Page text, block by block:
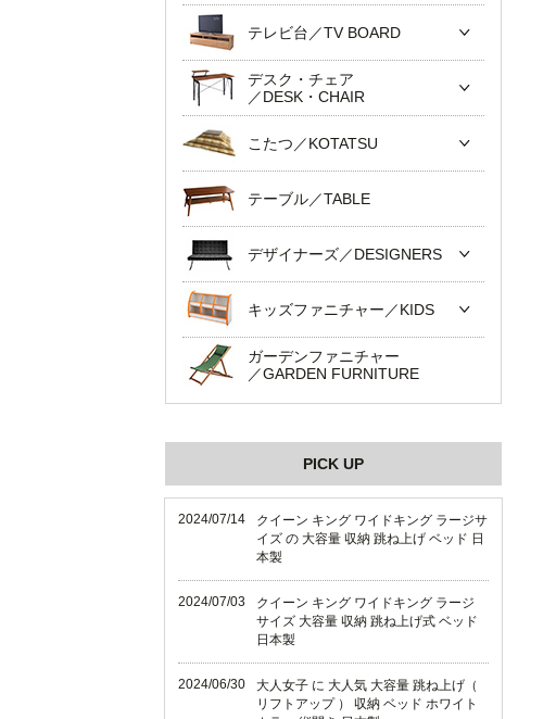
テレビ台／TV BOARD
デスク・チェア
／DESK・CHAIR
こたつ／KOTATSU
テーブル／TABLE
デザイナーズ／DESIGNERS
キッズファニチャー／KIDS
ガーデンファニチャー
／GARDEN FURNITURE
PICK UP
2024/07/14
クイーン キング ワイドキング ラージサ
イズ の 大容量 収納 跳ね上げ ベッド 日
本製
2024/07/03
クイーン キング ワイドキング ラージ
サイズ 大容量 収納 跳ね上げ式 ベッド
日本製
2024/06/30
大人女子 に 大人気 大容量 跳ね上げ（
リフトアップ ） 収納 ベッド ホワイト